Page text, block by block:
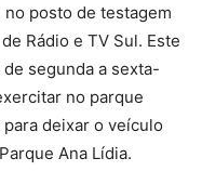
no posto de testagem
Rádio e TV Sul. Este
segunda a sexta-
no parque
deixar o veículo
Ana Lídia.